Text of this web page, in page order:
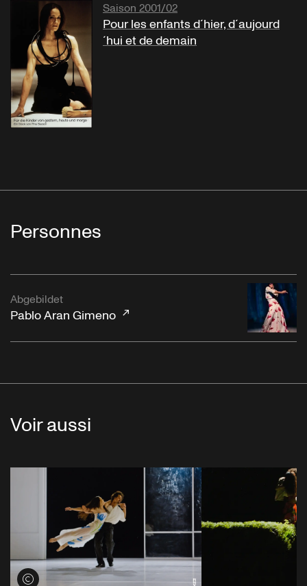
Saison 2001/02
Pour les enfants d´hier, d´aujourd
´hui et de demain
Personnes
Abgebildet
Pablo Aran Gimeno
Voir aussi
Voir les crédits